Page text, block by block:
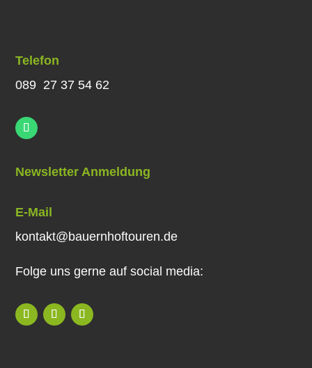
Telefon
089 27 37 54 62
Newsletter Anmeldung
E-Mail
kontakt@bauernhoftouren.de
Folge uns gerne auf social media: